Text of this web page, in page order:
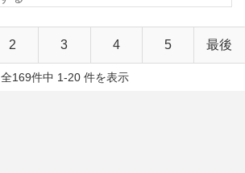
2 3 4 5 最後
全169件中 1-20 件を表示